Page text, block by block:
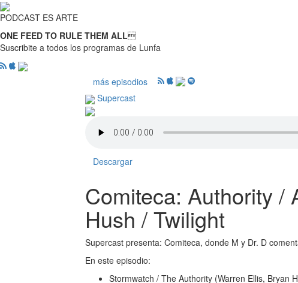
PODCAST ES ARTE
ONE FEED TO RULE THEM ALL
Suscribite a todos los programas de Lunfa
más episodios
Supercast
Descargar
Comiteca: Authority /
Hush / Twilight
Supercast presenta: Comiteca, donde M y Dr. D
En este episodio:
Stormwatch / The Authority (Warren Ellis, Bryan